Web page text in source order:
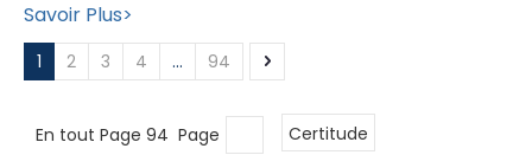
Savoir Plus>
1 2 3 4 ... 94
En tout Page 94 Page Certitude